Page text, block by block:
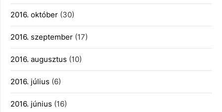
2016. október (30)
2016. szeptember (17)
2016. augusztus (10)
2016. július (6)
2016. június (16)